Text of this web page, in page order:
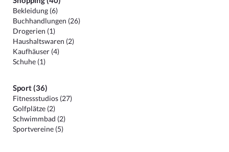
Bekleidung (6)
Buchhandlungen (26)
Drogerien (1)
Haushaltswaren (2)
Kaufhäuser (4)
Schuhe (1)
Sport (36)
Fitnessstudios (27)
Golfplätze (2)
Schwimmbad (2)
Sportvereine (5)